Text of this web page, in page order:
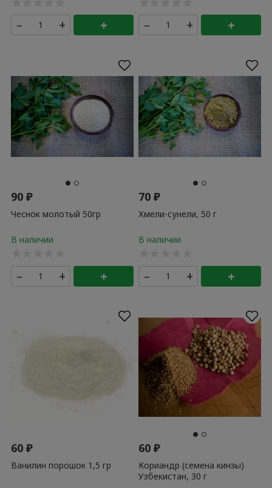
– + + – + +
90₽
Чеснок молотый 50гр
– + +
70₽
Хмели-сунели, 50 г
– + +
60₽
Ванилин порошок 1,5 гр
60₽
Кориандр (семена кинзы)
Узбекистан, 30 г